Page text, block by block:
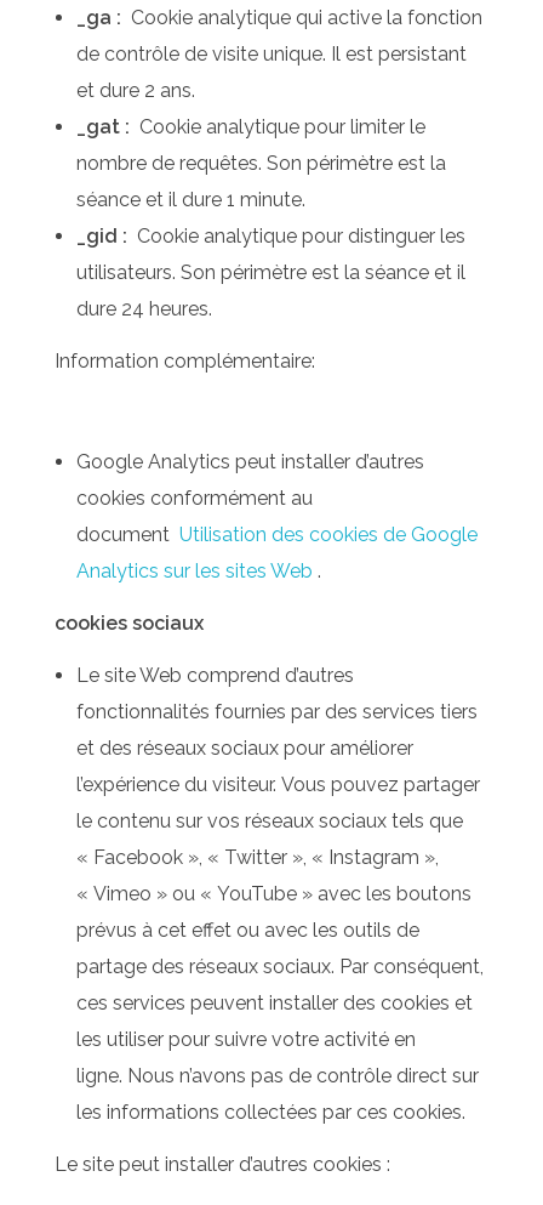
_ga : Cookie analytique qui active la fonction
de contrôle de visite unique. Il est persistant
et dure 2 ans.
_gat : Cookie analytique pour limiter le
nombre de requêtes. Son périmètre est la
séance et il dure 1 minute.
_gid : Cookie analytique pour distinguer les
utilisateurs. Son périmètre est la séance et il
dure 24 heures.
Information complémentaire:
Google Analytics peut installer d’autres
cookies conformément au
document Utilisation des cookies de Google
Analytics sur les sites Web .
cookies sociaux
Le site Web comprend d’autres
fonctionnalités fournies par des services tiers
et des réseaux sociaux pour améliorer
l’expérience du visiteur. Vous pouvez partager
le contenu sur vos réseaux sociaux tels que
« Facebook », « Twitter », « Instagram »,
« Vimeo » ou « YouTube » avec les boutons
prévus à cet effet ou avec les outils de
partage des réseaux sociaux. Par conséquent,
ces services peuvent installer des cookies et
les utiliser pour suivre votre activité en
ligne. Nous n’avons pas de contrôle direct sur
les informations collectées par ces cookies.
Le site peut installer d’autres cookies :